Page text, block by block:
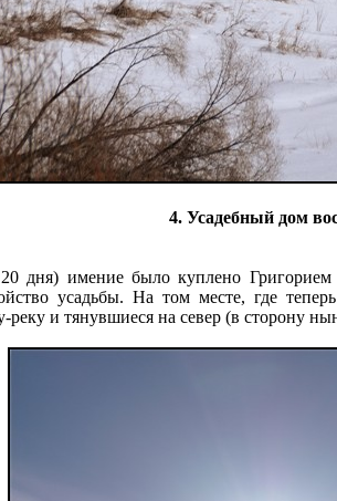
4. Усадебный дом
дня) имение было куплено
усадьбы. На том месте, где
реку и тянувшиеся на север (в сторону